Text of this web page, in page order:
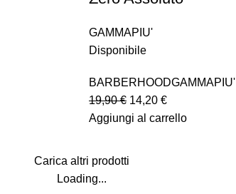
GAMMAPIU'
Disponibile
BARBERHOODGAMMAPIU'
19,90€ 14,20 €
Aggiungi al carrello
Carica altri prodotti
Loading...